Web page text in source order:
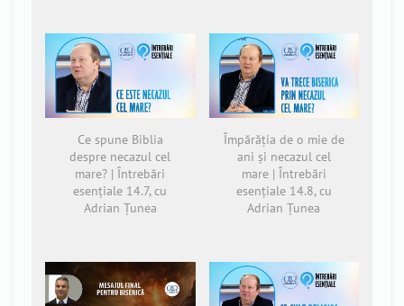
Ce spune Biblia
despre necazul cel
mare? | Întrebări
esențiale 14.7, cu
Adrian Țunea
Împărăția de o mie de
ani și necazul cel
mare | Întrebări
esențiale 14.8, cu
Adrian Țunea